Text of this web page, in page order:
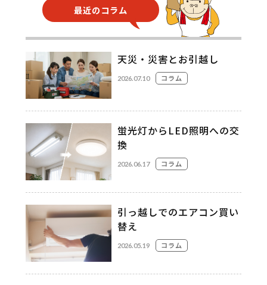
最近のコラム
天災・災害とお引越し
2026.07.10 コラム
蛍光灯からLED照明への交
換
2026.06.17 コラム
引っ越しでのエアコン買い
替え
2026.05.19 コラム